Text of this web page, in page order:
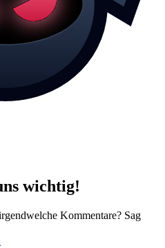
wichtig!
Kommentare? Sag